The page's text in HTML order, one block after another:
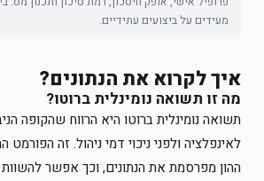
מעידים על ביצועים עתידיים.
איך לקרוא את הנתונים?
מה זו תשואה נומינלית ברוטו?
תשואה נומינלית ברוטו היא הרווח שהקופה
לאינפלציה ולפני ניכוי דמי ניהול. זה
ההון מפרסמת את הנתונים, וכך אפשר להשוות